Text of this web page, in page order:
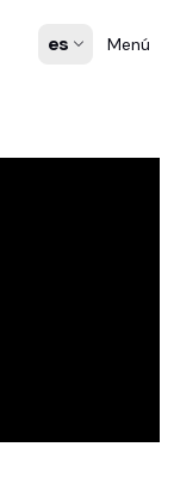
es Menú